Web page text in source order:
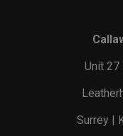
Unit 27
Surrey |